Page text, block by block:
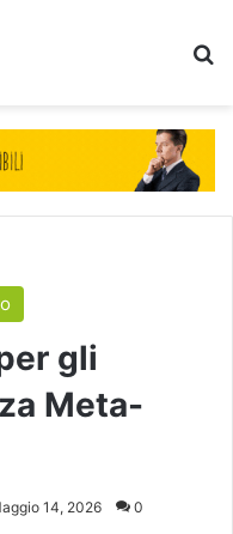
gli
Meta-
14, 2026 0